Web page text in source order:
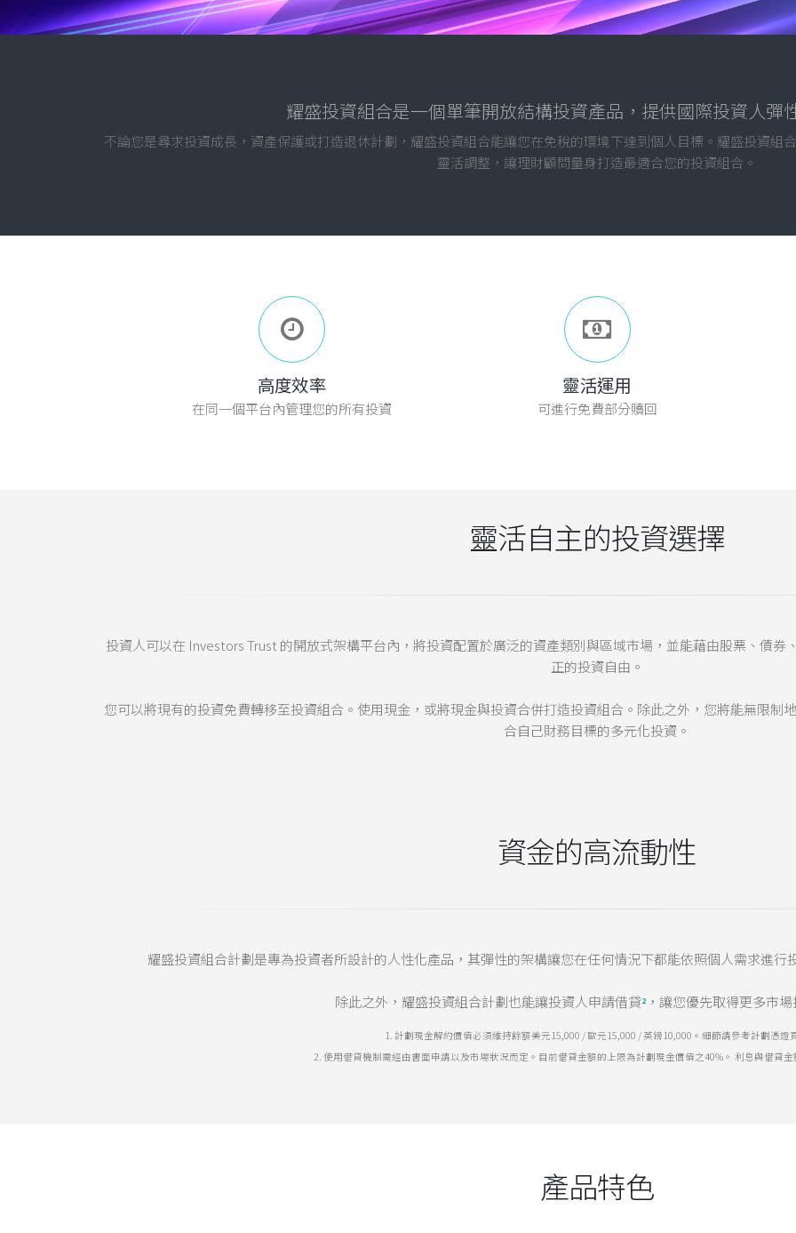
耀盛投資組合是一個單筆開放結構投資產品，提供國際投資人彈
不論您是尋求投資成長，資產保護或打造退休計劃，耀盛投資組合能讓您在免稅的環境下達到個人目標。耀盛投資組
靈活調整，讓理財顧問量身打造最適合您的投資組合。
高度效率
在同一個平台內管理您的所有投資
靈活運用
可進行免費部分贖回
靈活自主的投資選擇
投資人可以在 Investors Trust 的開放式架構平台內，將投資配置於廣泛的資產類別與區域市場，並能藉由股票、債券
正的投資自由。
您可以將現有的投資免費轉移至投資組合。使用現金，或將現金與投資合併打造投資組合。除此之外，您將能無限制
合自己財務目標的多元化投資。
資金的高流動性
耀盛投資組合計劃是專為投資者所設計的人性化產品，其彈性的架構讓您在任何情況下都能依照個人需求進行
除此之外，耀盛投資組合計劃也能讓投資人申請借貸2 ，讓您優先取得更多市場
1. 計劃現金解約價值必須維持餘額美元15,000 / 歐元15,000 / 英鎊10,000。細節請參考計劃憑證
2. 使用借貸機制需經由書面申請以及市場狀況而定。目前借貸金額的上限為計劃現金價值之40%。 利息與借貸金
產品特色